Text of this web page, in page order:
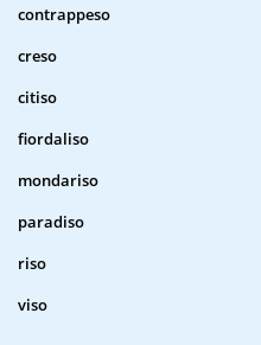
contrappeso
creso
citiso
fiordaliso
mondariso
paradiso
riso
viso